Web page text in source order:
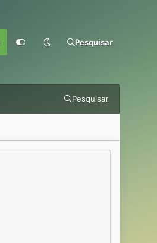
Pesquisar
Pesquisar